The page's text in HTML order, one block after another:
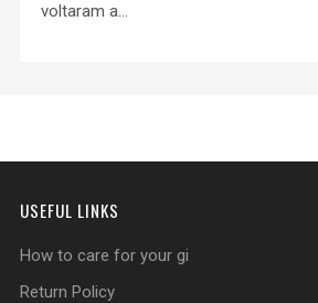
voltaram a...
USEFUL LINKS
How to care for your gi
Return Policy